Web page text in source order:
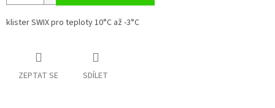
klister SWIX pro teploty 10°C až -3°C
ZEPTAT SE SDÍLET